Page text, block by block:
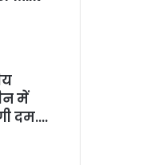
में
दम….